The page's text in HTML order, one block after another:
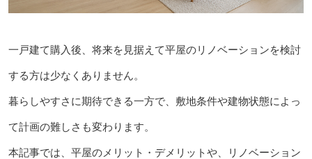
一戸建て購入後、将来を見据えて平屋のリノベーションを検討
する方は少なくありません。
暮らしやすさに期待できる一方で、敷地条件や建物状態によっ
て計画の難しさも変わります。
本記事では、平屋のメリット・デメリットや、リノベーション